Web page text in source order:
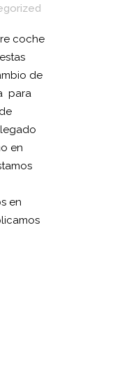
coche
de
para
en
en